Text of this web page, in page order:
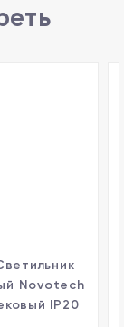
Novotech
IP20